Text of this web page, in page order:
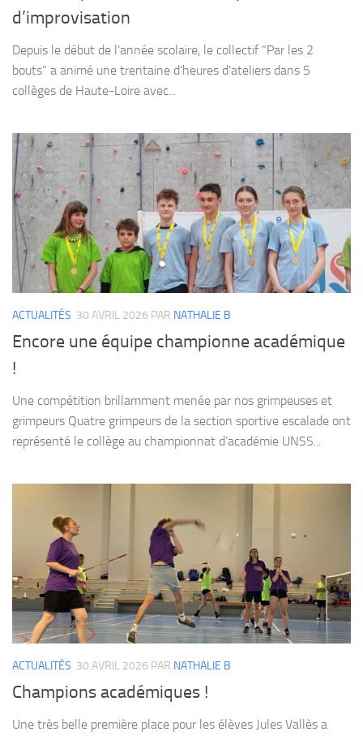
d’improvisation
Depuis le début de l’année scolaire, le collectif “Par les 2
bouts” a animé une trentaine d’heures d’ateliers dans 5
collèges de Haute-Loire avec...
ACTUALITÉS 30 AVRIL 2026 PAR NATHALIE B
Encore une équipe championne académique
!
Une compétition brillamment menée par nos grimpeuses et
grimpeurs Quatre grimpeurs de la section sportive escalade ont
représenté le collège au championnat d’académie UNSS...
ACTUALITÉS 30 AVRIL 2026 PAR NATHALIE B
Champions académiques !
Une très belle première place pour les élèves Jules Vallès a